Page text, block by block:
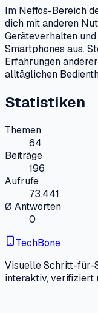
Im Neffos-Bereich
dich mit anderen
Geräteverhalten
Smartphones aus.
Erfahrungen
alltäglichen
Statistiken
Themen
64
Beiträge
196
Aufrufe
73.441
Ø Antworten
0
TechBone
Visuelle Schritt-für-
interaktiv, verifiziert